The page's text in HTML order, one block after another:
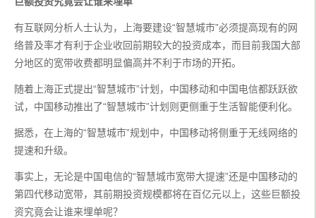
有互联网分析人士认为，上海要建设“智慧城市”必须提高现有的网
络普及率才有利于企业收回前期较大的投资成本，而目前我国大部
分地区的宽带收费都明显偏高并不利于市场的开拓。
随着上海正式提出“智慧城市”计划，中国移动和中国电信都跃跃欲
试，中国移动推出了“智慧城市”计划则更侧重于生活智能便利化。
据悉，在上海的“智慧城市”规划中，中国移动将侧重于无线网络的
提速和升级。
事实上，无论是中国电信的“智慧城市宽带大提速”还是中国移动的
第四代移动宽带，其前期投资规模都将在百亿元以上，这些巨额投
资究竟会让谁来埋单呢？